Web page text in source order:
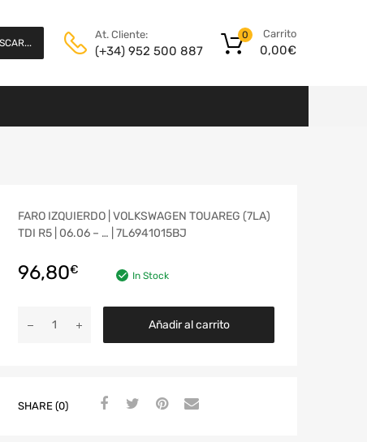
At. Cliente:
(+34) 952 500 887
Carrito
0,00€
0
FARO IZQUIERDO | VOLKSWAGEN TOUAREG (7LA)
TDI R5 | 06.06 – … | 7L6941015BJ
96,80€ In Stock
Añadir al carrito
SHARE (0)